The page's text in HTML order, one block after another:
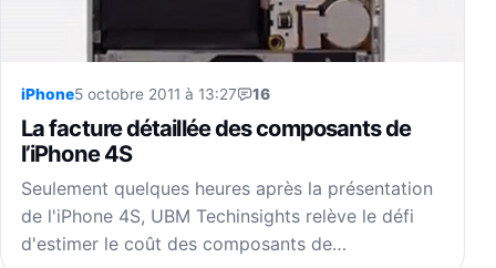
iPhone5 octobre 2011 à 13:27 16
La facture détaillée des composants de
l’iPhone 4S
Seulement quelques heures après la présentation
de l'iPhone 4S, UBM Techinsights relève le défi
d'estimer le coût des composants de…